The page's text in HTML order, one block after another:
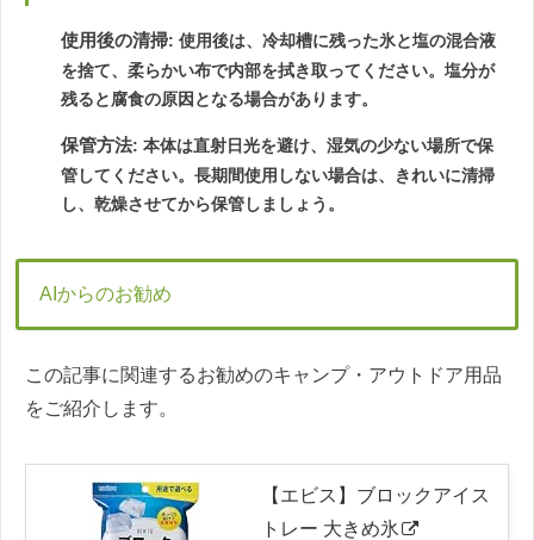
使用後の清掃: 使用後は、冷却槽に残った氷と塩の混合液
を捨て、柔らかい布で内部を拭き取ってください。塩分が
残ると腐食の原因となる場合があります。
保管方法: 本体は直射日光を避け、湿気の少ない場所で保
管してください。長期間使用しない場合は、きれいに清掃
し、乾燥させてから保管しましょう。
AIからのお勧め
この記事に関連するお勧めのキャンプ・アウトドア用品
をご紹介します。
【エビス】ブロックアイス
トレー 大きめ氷